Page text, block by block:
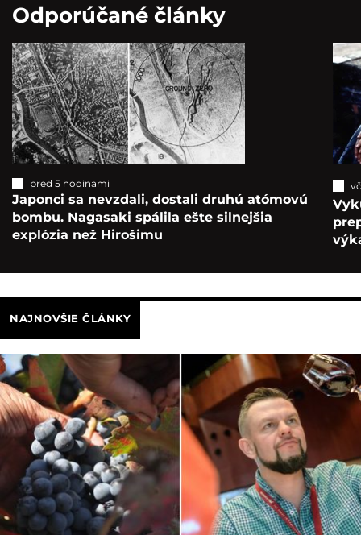
Odporúčané články
pred 5 hodinami
Japonci sa nevzdali, dostali druhú atómovú
bombu. Nagasaki spálila ešte silnejšia
explózia než Hirošimu
NAJNOVŠIE ČLÁNKY